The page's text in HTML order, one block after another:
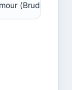
(Bruder,